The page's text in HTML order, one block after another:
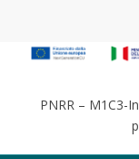
PNRR – M1C3-